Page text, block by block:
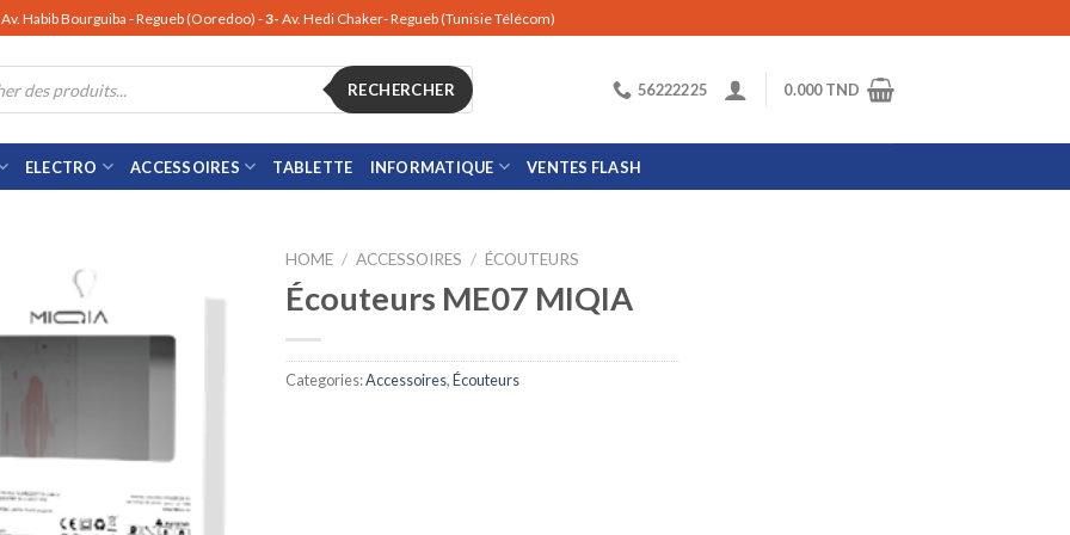
Av. Habib Bourguiba - Regueb (Ooredoo) -3- Av. Hedi Chaker- Regueb (Tunisie Télécom)
RECHERCHER 56222225 0.000TND
ELECTRO ACCESSOIRES TABLETTE INFORMATIQUE VENTES FLASH
HOME / ACCESSOIRES / ÉCOUTEURS
Écouteurs ME07 MIQIA
Categories:Accessoires,Écouteurs